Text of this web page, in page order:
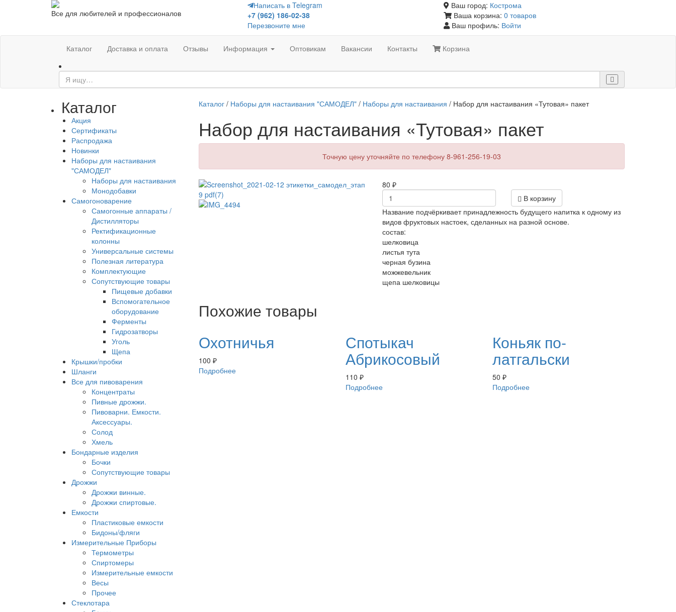
Все для любителей и профессионалов
Написать в Telegram
+7 (962) 186-02-38
Перезвоните мне
Ваш город: Кострома
Ваша корзина: 0 товаров
Ваш профиль: Войти
Каталог Доставка и оплата Отзывы Информация Оптовикам Вакансии Контакты Корзина
Каталог
Акция
Сертификаты
Распродажа
Новинки
Наборы для настаивания
"САМОДЕЛ"
Наборы для настаивания
Монодобавки
Самогоноварение
Самогонные аппараты /
Дистилляторы
Ректификационные
колонны
Универсальные системы
Полезная литература
Комплектующие
Сопутствующие товары
Пищевые добавки
Вспомогательное
оборудование
Ферменты
Гидрозатворы
Уголь
Щепа
Крышки/пробки
Шланги
Все для пивоварения
Концентраты
Пивные дрожжи.
Пивоварни. Емкости.
Аксессуары.
Солод
Хмель
Бондарные изделия
Бочки
Сопутствующие товары
Дрожжи
Дрожжи винные.
Дрожжи спиртовые.
Емкости
Пластиковые емкости
Бидоны/фляги
Измерительные Приборы
Термометры
Спиртомеры
Измерительные емкости
Весы
Прочее
Стеклотара
Каталог/ Наборы для настаивания "САМОДЕЛ"/ Наборы для настаивания / Набор для настаивания «Тутовая» пакет
Набор для настаивания «Тутовая» пакет
Точную цену уточняйте по телефону 8-961-256-19-03
80₽
В корзину
Название подчёркивает принадлежность будущего напитка к одному из
видов фруктовых настоек, сделанных на разной основе.
состав:
шелковица
листья тута
черная бузина
можжевельник
щепа шелковицы
Похожие товары
Охотничья
100 ₽
Подробнее
Спотыкач
Абрикосовый
110 ₽
Подробнее
Коньяк по-
латгальски
50₽
Подробнее